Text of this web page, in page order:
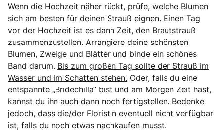
Wenn die Hochzeit näher rückt, prüfe, welche Blumen
sich am besten für deinen Strauß eignen. Einen Tag
vor der Hochzeit ist es dann Zeit, den Brautstrauß
zusammenzustellen. Arrangiere deine schönsten
Blumen, Zweige und Blätter und binde ein schönes
Band darum. Bis zum großen Tag sollte der Strauß im
Wasser und im Schatten stehen. Oder, falls du eine
entspannte „Bridechilla“ bist und am Morgen Zeit hast,
kannst du ihn auch dann noch fertigstellen. Bedenke
jedoch, dass die/der FloristIn eventuell nicht verfügbar
ist, falls du noch etwas nachkaufen musst.